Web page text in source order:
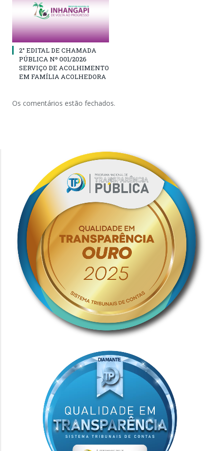
2° EDITAL DE CHAMADA
PÚBLICA Nº 001/2026
SERVIÇO DE ACOLHIMENTO
EM FAMÍLIA ACOLHEDORA
Os comentários estão fechados.